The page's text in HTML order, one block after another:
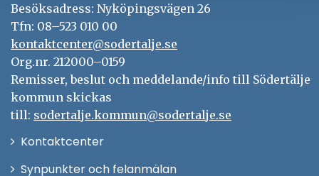
Besöksadress: Nyköpingsvägen 26
Tfn: 08–523 010 00
kontaktcenter@sodertalje.se
Org.nr. 212000–0159
Remisser, beslut och meddelande/info till Södertälje
kommun skickas
till: sodertalje.kommun@sodertalje.se
KontaktcenterÖppna
Synpunkter och felanmälan